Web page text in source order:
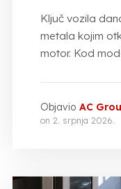
Ključ vozila
metala kojim
motor. Kod
Objavio AC
on 2. srpnja 2026.